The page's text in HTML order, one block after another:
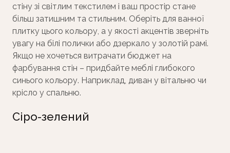
стіну зі світлим текстилем і ваш простір стане
більш затишним та стильним. Оберіть для ванної
плитку цього кольору, а у якості акцентів зверніть
увагу на білі полички або дзеркало у золотій рамі.
Якщо не хочеться витрачати бюджет на
фарбування стін – придбайте меблі глибокого
синього кольору. Наприклад, диван у вітальню чи
крісло у спальню.
Сіро-зелений